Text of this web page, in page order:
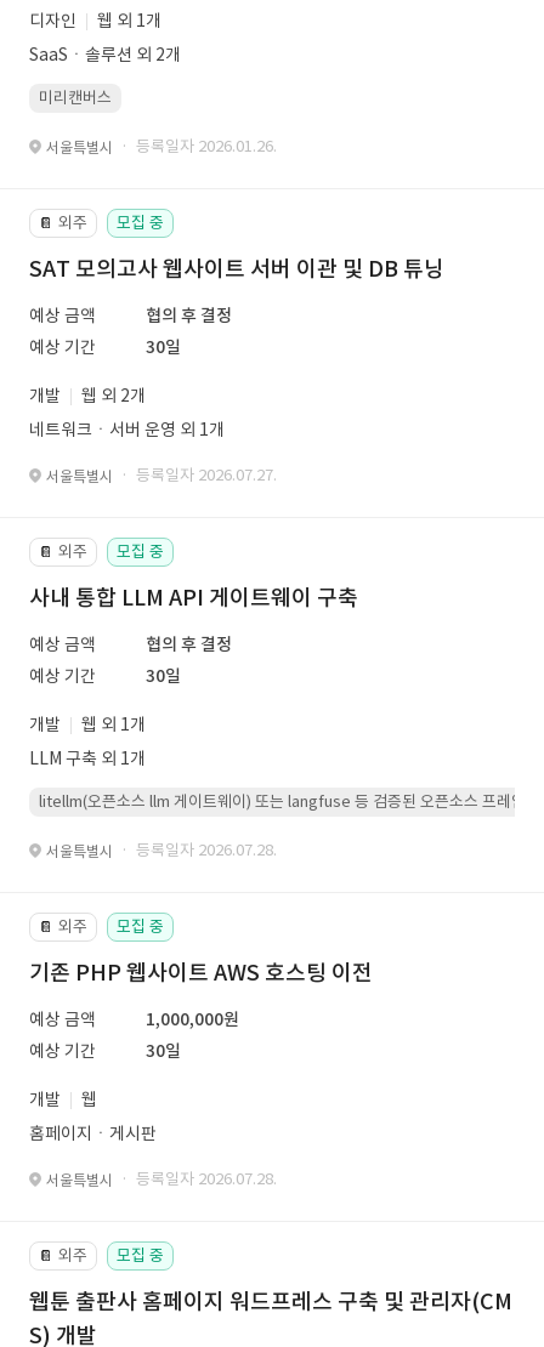
디자인
웹 외 1개
SaaSㆍ솔루션 외 2개
미리캔버스
서울특별시 · 등록일자 2026.01.26.
📔 외주 모집 중
SAT 모의고사 웹사이트 서버 이관 및 DB 튜닝
예상 금액
협의 후 결정
예상 기간
30일
개발
웹 외 2개
네트워크ㆍ서버 운영 외 1개
서울특별시 · 등록일자 2026.07.27.
📔 외주 모집 중
사내 통합 LLM API 게이트웨이 구축
예상 금액
협의 후 결정
예상 기간
30일
개발
웹 외 1개
LLM 구축 외 1개
litellm(오픈소스 llm 게이트웨이) 또는 langfuse 등 검증된 오픈소스 프레임워
서울특별시 · 등록일자 2026.07.28.
📔 외주 모집 중
기존 PHP 웹사이트 AWS 호스팅 이전
예상 금액
1,000,000원
예상 기간
30일
개발
웹
홈페이지ㆍ게시판
서울특별시 · 등록일자 2026.07.28.
📔 외주 모집 중
웹툰 출판사 홈페이지 워드프레스 구축 및 관리자(CM
S) 개발